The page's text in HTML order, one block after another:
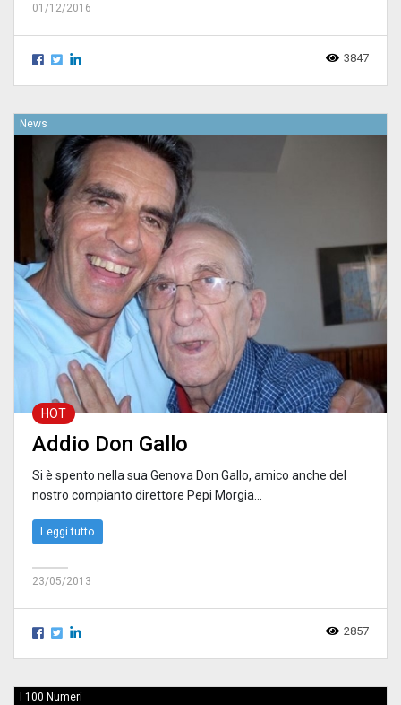
01/12/2016
3847
News
HOT
Addio Don Gallo
Si è spento nella sua Genova Don Gallo, amico anche del
nostro compianto direttore Pepi Morgia...
Leggi tutto
23/05/2013
2857
I 100 Numeri